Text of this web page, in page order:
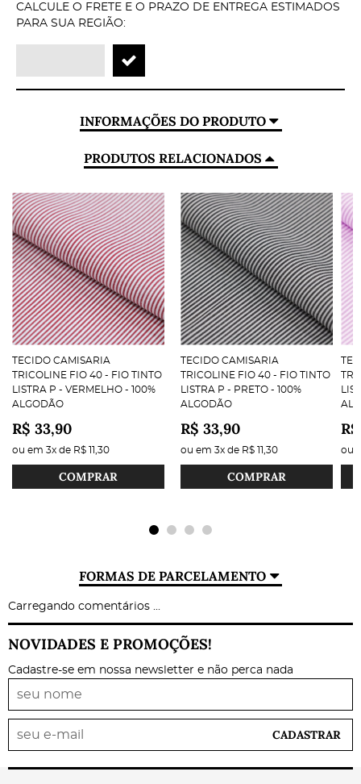
CALCULE O FRETE E O PRAZO DE ENTREGA ESTIMADOS
PARA SUA REGIÃO:
INFORMAÇÕES DO PRODUTO
PRODUTOS RELACIONADOS
TECIDO CAMISARIA
TRICOLINE FIO 40 - FIO TINTO
LISTRA P - VERMELHO - 100%
ALGODÃO
R$ 33,90
ou em 3x de R$ 11,30
COMPRAR
TECIDO CAMISARIA
TRICOLINE FIO 40 - FIO TINTO
LISTRA P - PRETO - 100%
ALGODÃO
R$ 33,90
ou em 3x de R$ 11,30
COMPRAR
ou
FORMAS DE PARCELAMENTO
Carregando comentários ...
NOVIDADES E PROMOÇÕES!
Cadastre-se em nossa newsletter e não perca nada
CADASTRAR